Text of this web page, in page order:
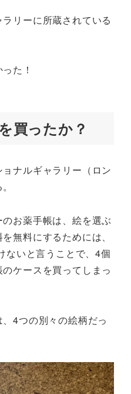
リーに所蔵されている
た！
買ったか？
ナルギャラリー（ロン
お薬手帳は、絵を選ぶ
無料にするためには、
ないと言うことで、4個
ケースを買ってしまっ
4つの別々の絵柄だっ